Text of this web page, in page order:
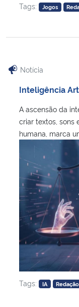
Tags: Jogos
Notícia
Inteligência
A ascensão da
criar textos, sons
humana, marca
Tags: IA Redação